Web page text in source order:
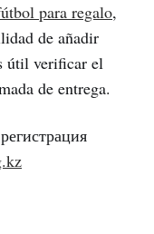
para regalo,
de añadir
útil verificar el
de entrega.